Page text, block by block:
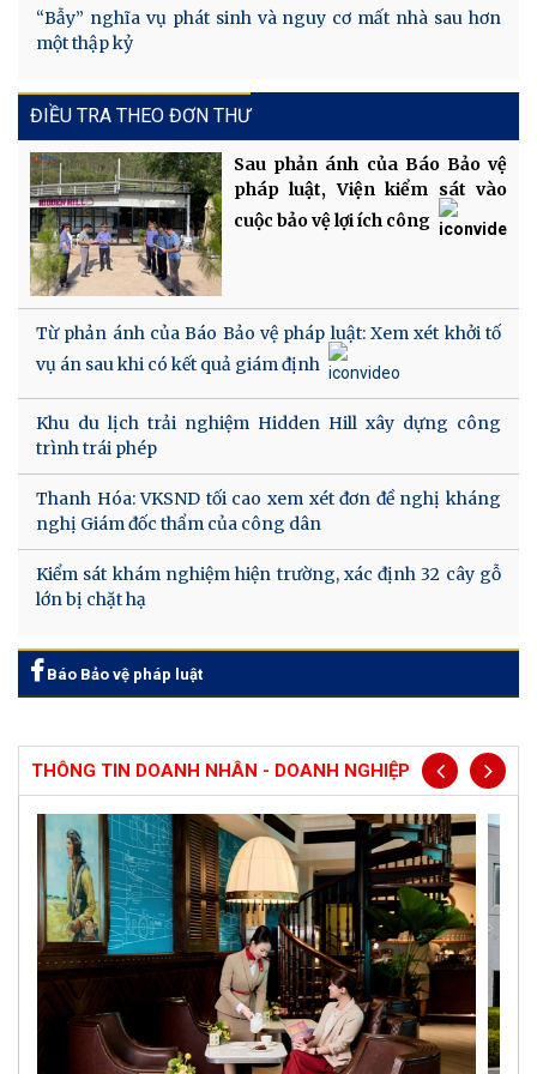
“Bẫy” nghĩa vụ phát sinh và nguy cơ mất nhà sau hơn
một thập kỷ
ĐIỀU TRA THEO ĐƠN THƯ
Sau phản ánh của Báo Bảo vệ
pháp luật, Viện kiểm sát vào
cuộc bảo vệ lợi ích công
Từ phản ánh của Báo Bảo vệ pháp luật: Xem xét khởi tố
vụ án sau khi có kết quả giám định
Khu du lịch trải nghiệm Hidden Hill xây dựng công
trình trái phép
Thanh Hóa: VKSND tối cao xem xét đơn đề nghị kháng
nghị Giám đốc thẩm của công dân
Kiểm sát khám nghiệm hiện trường, xác định 32 cây gỗ
lớn bị chặt hạ
Báo Bảo vệ pháp luật
THÔNG TIN DOANH NHÂN - DOANH NGHIỆP